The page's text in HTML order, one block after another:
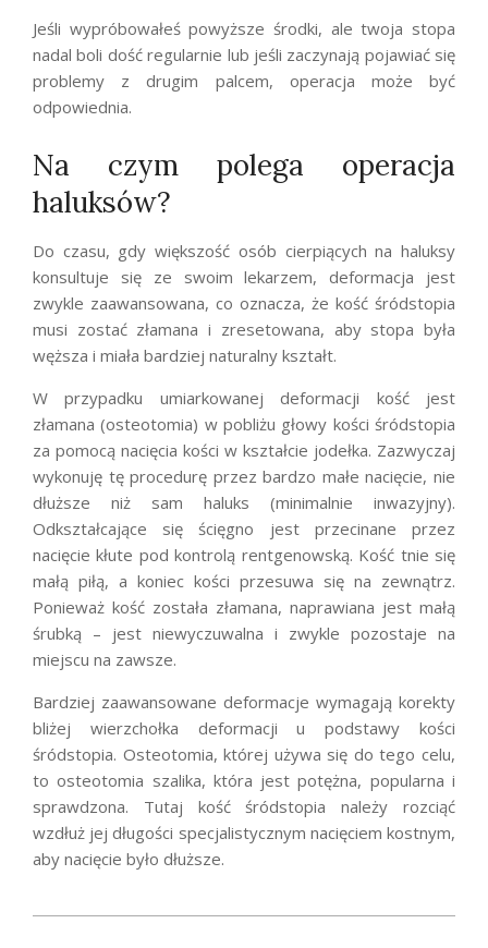
Jeśli wypróbowałeś powyższe środki, ale twoja stopa
nadal boli dość regularnie lub jeśli zaczynają pojawiać się
problemy z drugim palcem, operacja może być
odpowiednia.
Na czym polega operacja
haluksów?
Do czasu, gdy większość osób cierpiących na haluksy
konsultuje się ze swoim lekarzem, deformacja jest
zwykle zaawansowana, co oznacza, że ​​kość śródstopia
musi zostać złamana i zresetowana, aby stopa była
węższa i miała bardziej naturalny kształt.
W przypadku umiarkowanej deformacji kość jest
złamana (osteotomia) w pobliżu głowy kości śródstopia
za pomocą nacięcia kości w kształcie jodełka. Zazwyczaj
wykonuję tę procedurę przez bardzo małe nacięcie, nie
dłuższe niż sam haluks (minimalnie inwazyjny).
Odkształcające się ścięgno jest przecinane przez
nacięcie kłute pod kontrolą rentgenowską. Kość tnie się
małą piłą, a koniec kości przesuwa się na zewnątrz.
Ponieważ kość została złamana, naprawiana jest małą
śrubką – jest niewyczuwalna i zwykle pozostaje na
miejscu na zawsze.
Bardziej zaawansowane deformacje wymagają korekty
bliżej wierzchołka deformacji u podstawy kości
śródstopia. Osteotomia, której używa się do tego celu,
to osteotomia szalika, która jest potężna, popularna i
sprawdzona. Tutaj kość śródstopia należy rozciąć
wzdłuż jej długości specjalistycznym nacięciem kostnym,
aby nacięcie było dłuższe.